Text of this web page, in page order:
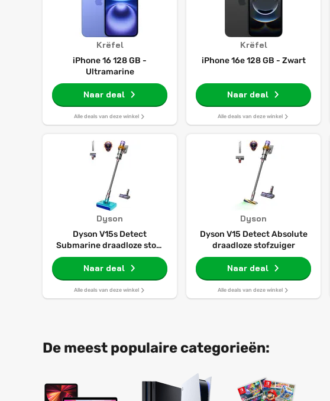
Krëfel
iPhone 16 128 GB -
Ultramarine
Naar deal
Alle deals van deze winkel
Krëfel
iPhone 16e 128 GB - Zwart
Naar deal
Alle deals van deze winkel
Dyson
Dyson V15s Detect
Submarine draadloze stof-
en waterzuiger
Naar deal
Alle deals van deze winkel
Dyson
Dyson V15 Detect Absolute
draadloze stofzuiger
Naar deal
Alle deals van deze winkel
De meest populaire categorieën: